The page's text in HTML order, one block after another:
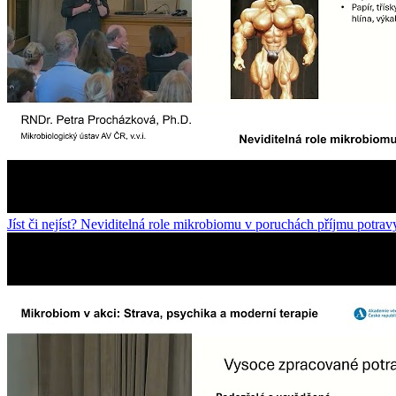
Jíst či nejíst? Neviditelná role mikrobiomu v poruchách příjmu